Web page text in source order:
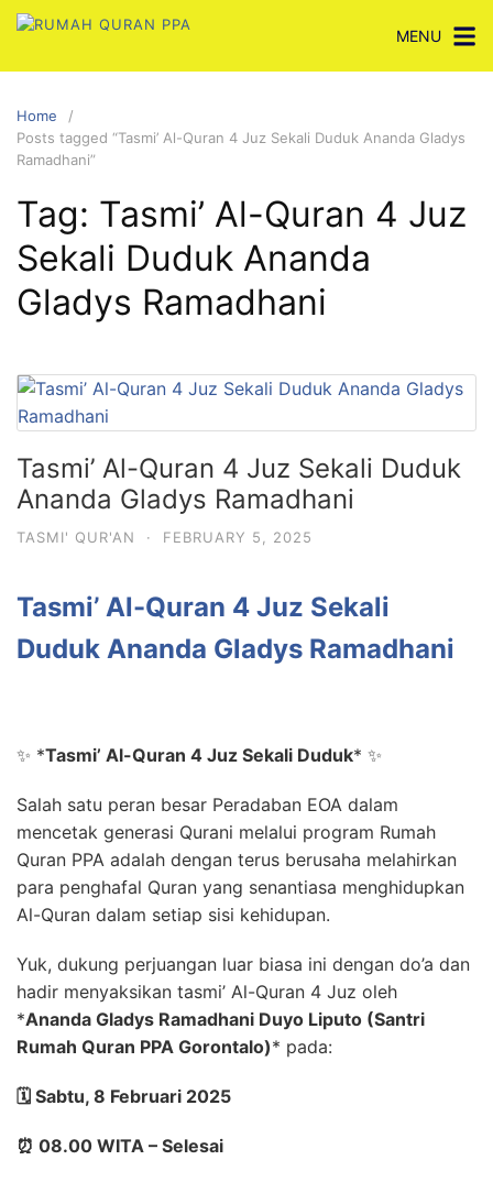
Skip
content
MENU
Home
Posts tagged “Tasmi’ Al-Quran 4 Juz Sekali Duduk Ananda Gladys
Ramadhani”
Tag: Tasmi’ Al-Quran 4 Juz
Sekali Duduk Ananda
Gladys Ramadhani
Tasmi’ Al-Quran 4 Juz Sekali Duduk
Ananda Gladys Ramadhani
TASMI' QUR'AN · FEBRUARY 5, 2025
Tasmi’ Al-Quran 4 Juz Sekali
Duduk Ananda Gladys Ramadhani
✨ *Tasmi’ Al-Quran 4 Juz Sekali Duduk* ✨
Salah satu peran besar Peradaban EOA dalam
mencetak generasi Qurani melalui program Rumah
Quran PPA adalah dengan terus berusaha melahirkan
para penghafal Quran yang senantiasa menghidupkan
Al-Quran dalam setiap sisi kehidupan.
Yuk, dukung perjuangan luar biasa ini dengan do’a dan
hadir menyaksikan tasmi’ Al-Quran 4 Juz oleh
*Ananda Gladys Ramadhani Duyo Liputo (Santri
Rumah Quran PPA Gorontalo)* pada:
🗓️ Sabtu, 8 Februari 2025
⏰ 08.00 WITA – Selesai